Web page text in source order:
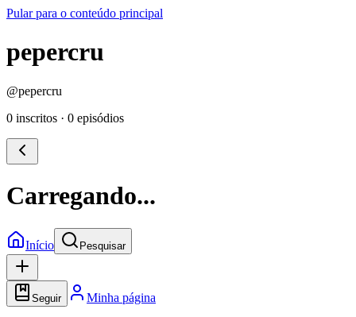
Pular para o conteúdo principal
pepercru
@pepercru
0 inscritos · 0 episódios
Carregando...
Início Pesquisar
Seguir Minha página